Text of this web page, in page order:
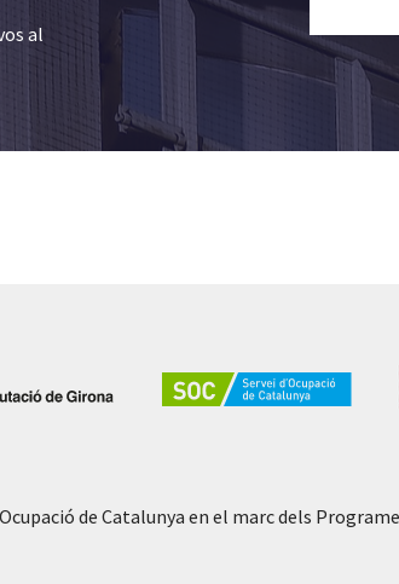
al
de Catalunya en el marc dels